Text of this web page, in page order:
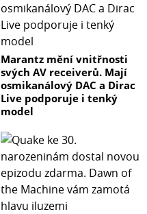
Marantz mění vnitřnosti
svých AV receiverů. Mají
osmikanálový DAC a Dirac
Live podporuje i tenký
model